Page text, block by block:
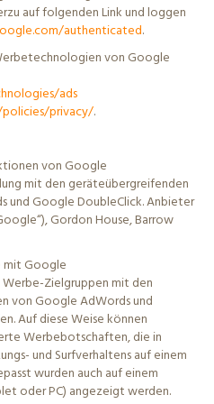
auf folgenden Link und loggen
authenticated.
von Google
ads
privacy/.
von Google
mit den geräteübergreifenden
und GoogleDoubleClick. Anbieter
Gordon House, Barrow
mit Google
Zielgruppen mit den
von Google AdWords und
Auf diese Weise können
Werbebotschaften, die in
und Surfverhaltens auf einem
wurden auch auf einem
oder PC) angezeigt werden.